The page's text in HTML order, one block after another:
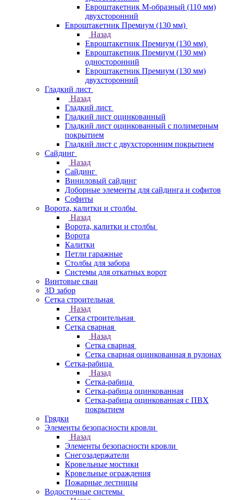
Евроштакетник М-образный (110 мм)
двухсторонний
Евроштакетник Премиум (130 мм)
Назад
Евроштакетник Премиум (130 мм)
Евроштакетник Премиум (130 мм)
односторонний
Евроштакетник Премиум (130 мм)
двухсторонний
Гладкий лист
Назад
Гладкий лист
Гладкий лист оцинкованный
Гладкий лист оцинкованный с полимерным
покрытием
Гладкий лист с двухсторонним покрытием
Сайдинг
Назад
Сайдинг
Виниловый сайдинг
Доборные элементы для сайдинга и софитов
Софиты
Ворота, калитки и столбы
Назад
Ворота, калитки и столбы
Ворота
Калитки
Петли гаражные
Столбы для забора
Системы для откатных ворот
Винтовые сваи
3D забор
Сетка строительная
Назад
Сетка строительная
Сетка сварная
Назад
Сетка сварная
Сетка сварная оцинкованная в рулонах
Сетка-рабица
Назад
Сетка-рабица
Сетка-рабица оцинкованная
Сетка-рабица оцинкованная с ПВХ
покрытием
Грядки
Элементы безопасности кровли
Назад
Элементы безопасности кровли
Снегозадержатели
Кровельные мостики
Кровельные ограждения
Пожарные лестницы
Водосточные системы